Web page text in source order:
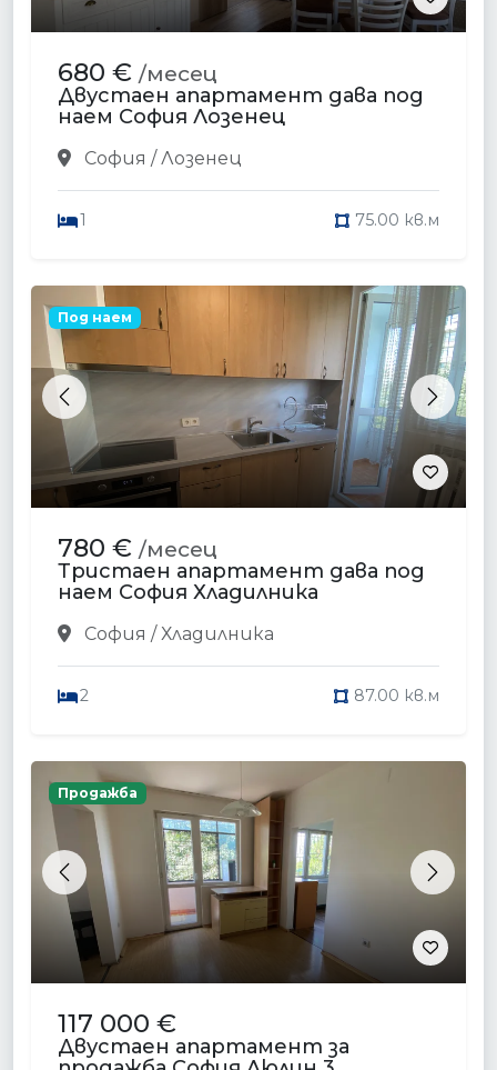
680 € /месец
Двустаен апартамент дава под
наем София Лозенец
София / Лозенец
1 75.00 кв.м
Previous Next
Под наем
780 € /месец
Тристаен апартамент дава под
наем София Хладилника
София / Хладилника
2 87.00 кв.м
Previous Next
Продажба
117 000 €
Двустаен апартамент за